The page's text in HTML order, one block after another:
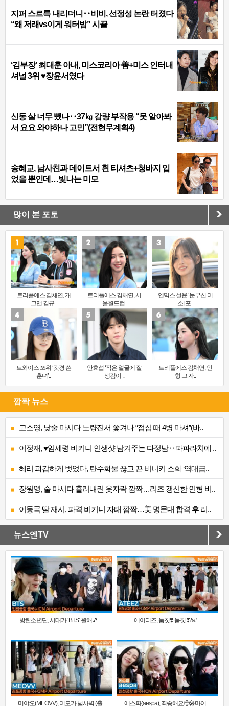
지퍼 스르륵 내리더니‥비비, 선정성 논란 터졌다
“왜 저래vs이게 워터밤” 시끌
‘김부장’ 최대훈 아내, 미스코리아 善+미스 인터내
셔널 3위 ♥장윤서였다
신동 살 너무 뺐나‥37㎏ 감량 부작용 “못 알아봐
서 요요 와야하나 고민”(전현무계획4)
송혜교, 남사친과 데이트서 흰 티셔츠+청바지 입
었을 뿐인데…빛나는 미모
많이 본 포토
트리플에스 김채연, 개
그맨 김규..
트리플에스 김채연, 서
울월드컵..
엔믹스 설윤 ‘눈부신 미
소’[포..
트와이스 쯔위 ‘갓경 쓴
훈녀’..
안효섭 ‘작은 얼굴에 잘
생김이 ..
트리플에스 김채연, 인
형 그 자..
깜짝 뉴스
고소영, 낮술 마시다 노량진서 쫓겨나 “점심 때 4병 마셔”(바..
이정재, ♥임세령 비키니 인생샷 남겨주는 다정남‥파파라치에 ..
혜리 과감하게 벗었다, 탄수화물 끊고 끈 비니키 소화 ‘역대급..
장원영, 술 마시다 흘러내린 옷자락 깜짝…리즈 갱신한 인형 비..
이동국 딸 재시, 파격 비키니 자태 깜짝…美 명문대 합격 후 리..
뉴스엔TV
방탄소년단, 시대가 ‘BTS’ 원해🎵 .. 에이티즈, 둠칫❣️ 둠칫❣&#..
미야오(MEOVV), 미모가 넘사벽 (출 에스파(aespa), 죄송해요🥺🎤마이..